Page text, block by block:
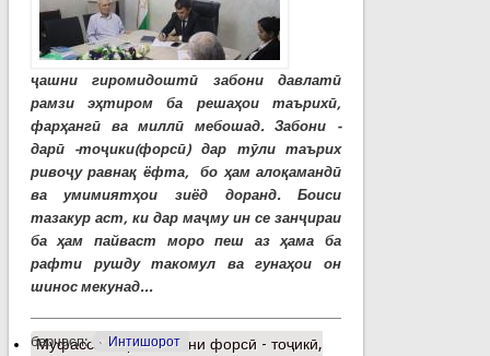
ҷашни гиромидоштӣ забони давлатӣ
рамзи эҳтиром ба решаҳои таърихӣ,
фарҳангӣ ва миллӣ мебошад. Забони -
дарӣ -тоҷики(форсӣ) дар тӯли таърих
ривоҷу равнақ ёфта, бо ҳам алоқамандӣ
ва умимиятҳои зиёд доранд. Боиси
тазакур аст, ки дар маҷму ин се занҷираи
ба ҳам пайваст моро пеш аз ҳама ба
рафти рушду такомул ва гунаҳои он
шинос мекунад...
барчасп: Интишорот
Муфассалтаро Забони форсӣ - тоҷикӣ,